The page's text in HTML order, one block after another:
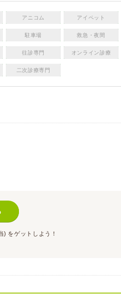
アニコム アイペット
駐車場 救急・夜間
往診専門 オンライン診療
二次診療専門
) をゲットしよう！